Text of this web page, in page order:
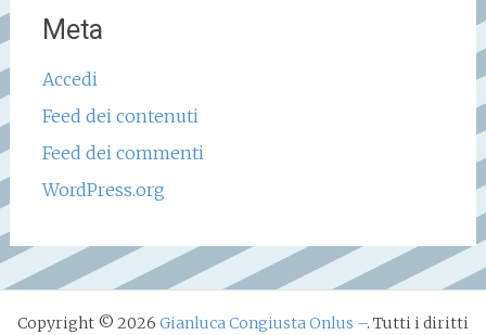
Meta
Accedi
Feed dei contenuti
Feed dei commenti
WordPress.org
Copyright © 2026 Gianluca Congiusta Onlus –. Tutti i diritti